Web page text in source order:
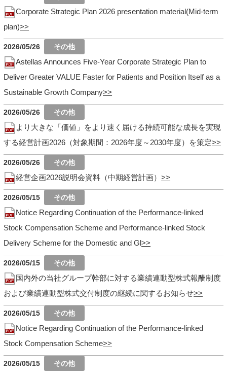
Corporate Strategic Plan 2026 presentation material(Mid-term
plan)
2026/05/26
Astellas Announces Five-Year Corporate Strategic Plan to
Deliver Greater VALUE Faster for Patients and Position Itself as a
Sustainable Growth Company
2026/05/26
より大きな「価値」をより速く届ける持続可能な成長を実現
する経営計画2026（対象期間：2026年度～2030年度）を策定
2026/05/26
経営企画2026説明会資料（中期経営計画）
2026/05/15
Notice Regarding Continuation of the Performance-linked
Stock Compensation Scheme and Performance-linked Stock
Delivery Scheme for the Domestic and Gl
2026/05/15
国内外の当社グループ幹部に対する業績連動型株式報酬制度
および業績連動型株式交付制度の継続に関するお知らせ
2026/05/15
Notice Regarding Continuation of the Performance-linked
Stock Compensation Scheme
2026/05/15